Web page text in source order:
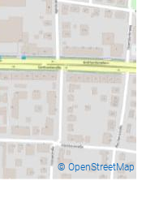
© OpenStreetMap